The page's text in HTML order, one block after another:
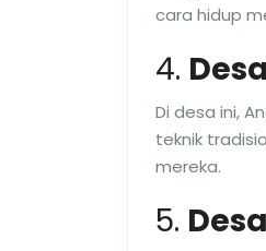
cara hidup
4.
Di desa ini,
teknik
mereka.
5.